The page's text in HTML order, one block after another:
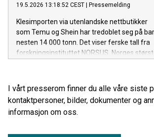
19.5.2026 13:18:52 CEST Pressemelding
Klesimporten via utenlandske nettbutikker
som Temu og Shein har tredoblet seg på
nesten 14 000 tonn. Det viser ferske tall fra
forskningsinstituttet NORSUS. Norges
I vårt presserom finner du alle våre siste
kontaktpersoner, bilder, dokumenter og
informasjon om oss.